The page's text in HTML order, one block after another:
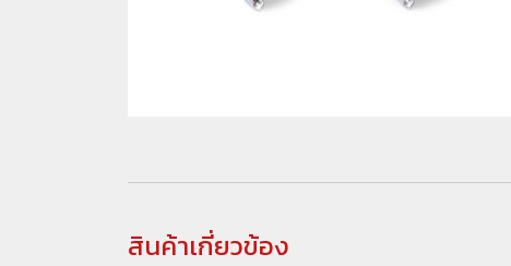
สินค้าเกี่ยวข้อง